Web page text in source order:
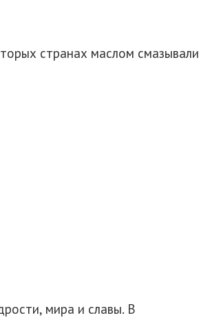
странах маслом смазывали
мира и славы. В